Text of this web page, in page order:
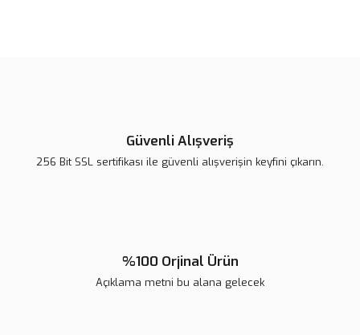
Güvenli Alışveriş
256 Bit SSL sertifikası ile güvenli alışverişin keyfini çıkarın.
%100 Orjinal Ürün
Açıklama metni bu alana gelecek